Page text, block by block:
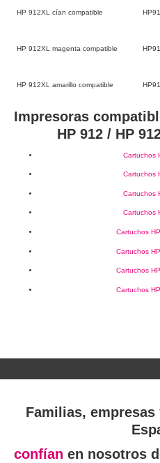
HP 912XL cían compatible
HP 912XL magenta compatible
HP 912XL amarillo compatible
Impresoras
HP 912 / HP
Cartuchos
Cartuchos
Cartuchos
Cartuchos
Cartuchos
Cartuchos
Cartuchos
Cartuchos
Familias,
confían en nosotros